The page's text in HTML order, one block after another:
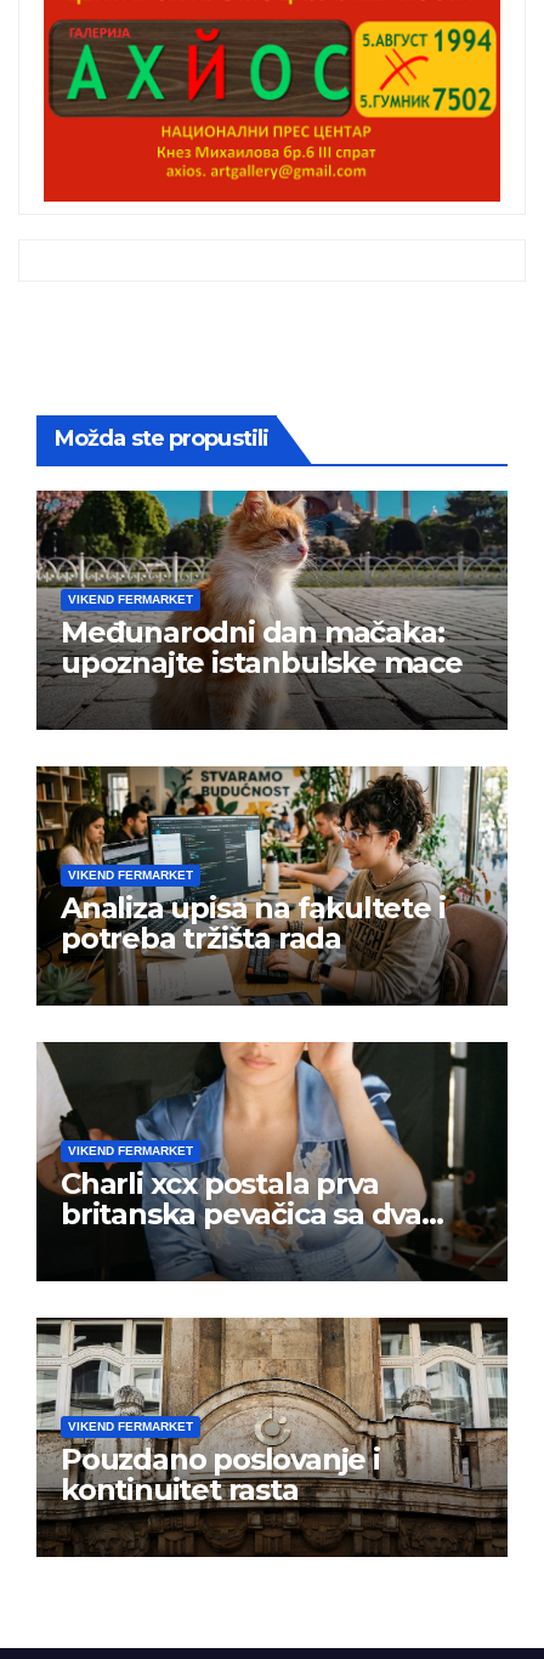
Možda ste propustili
VIKEND FERMARKET
Međunarodni dan mačaka:
upoznajte istanbulske mace
VIKEND FERMARKET
Analiza upisa na fakultete i
potreba tržišta rada
VIKEND FERMARKET
Charli xcx postala prva
britanska pevačica sa dva
albuma na prvom mestu u
istoj kalendarskoj godini
VIKEND FERMARKET
Pouzdano poslovanje i
kontinuitet rasta